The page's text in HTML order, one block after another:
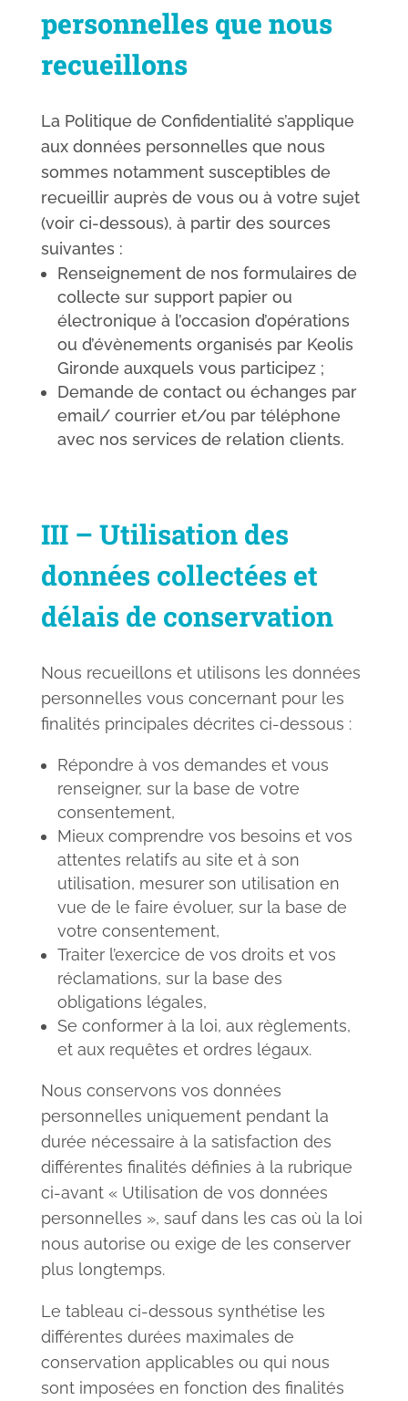
personnelles que nous
recueillons
La Politique de Confidentialité s’applique
aux données personnelles que nous
sommes notamment susceptibles de
recueillir auprès de vous ou à votre sujet
(voir ci-dessous), à partir des sources
suivantes :
Renseignement de nos formulaires de
collecte sur support papier ou
électronique à l’occasion d’opérations
ou d’évènements organisés par Keolis
Gironde auxquels vous participez ;
Demande de contact ou échanges par
email/ courrier et/ou par téléphone
avec nos services de relation clients.
III – Utilisation des
données collectées et
délais de conservation
Nous recueillons et utilisons les données
personnelles vous concernant pour les
finalités principales décrites ci-dessous :
Répondre à vos demandes et vous
renseigner, sur la base de votre
consentement,
Mieux comprendre vos besoins et vos
attentes relatifs au site et à son
utilisation, mesurer son utilisation en
vue de le faire évoluer, sur la base de
votre consentement,
Traiter l’exercice de vos droits et vos
réclamations, sur la base des
obligations légales,
Se conformer à la loi, aux règlements,
et aux requêtes et ordres légaux.
Nous conservons vos données
personnelles uniquement pendant la
durée nécessaire à la satisfaction des
différentes finalités définies à la rubrique
ci-avant « Utilisation de vos données
personnelles », sauf dans les cas où la loi
nous autorise ou exige de les conserver
plus longtemps.
Le tableau ci-dessous synthétise les
différentes durées maximales de
conservation applicables ou qui nous
sont imposées en fonction des finalités